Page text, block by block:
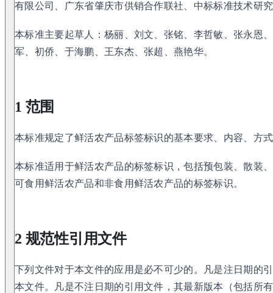
有限公司、广东省肇庆市供销合作联社、中标标准技术研
本标准主要起草人：杨丽、刘文、张铭、李哲敏、张永恩
军、初侨、于海鹏、王东杰、张超、燕艳华。
1 范围
本标准规定了鲜活农产品标签标识的基本要求、内容、方
本标准适用于鲜活农产品的标签标识，包括预包装、散装
可食用鲜活农产品和非食用鲜活农产品的标签标识。
2 规范性引用文件
下列文件对于本文件的应用是必不可少的。凡是注日期的
本文件。凡是不注日期的引用文件，其最新版本（包括所